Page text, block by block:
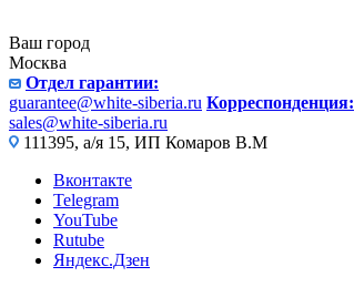
Ваш город
Москва
Отдел гарантии:
guarantee@white-siberia.ru Корреспонденция:
sales@white-siberia.ru
111395, а/я 15, ИП Комаров В.М
Вконтакте
Telegram
YouTube
Rutube
Яндекс.Дзен